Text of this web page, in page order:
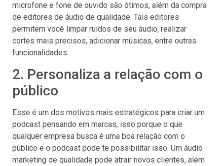
microfone e fone de ouvido são ótimos, além da compra
de editores de áudio de qualidade. Tais editores
permitem você limpar ruídos de seu áudio, realizar
cortes mais precisos, adicionar músicas, entre outras
funcionalidades.
2. Personaliza a relação com o
público
Esse é um dos motivos mais estratégicos para criar um
podcast pensando em marcas, isso porque o que
qualquer empresa busca é uma boa relação com o
público e o podcast pode te possibilitar isso. Um áudio
marketing de qualidade pode atrair novos clientes, além